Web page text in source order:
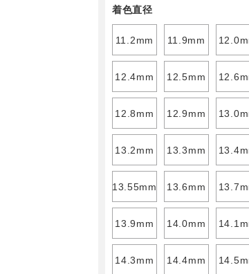
着色直径
11.2mm 11.9mm
12.4mm 12.5mm
12.8mm 12.9mm
13.2mm 13.3mm
13.55mm 13.6mm
13.9mm 14.0mm
14.3mm 14.4mm